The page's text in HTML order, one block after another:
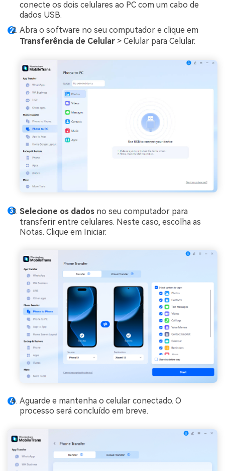
conecte os dois celulares ao PC com um cabo de
dados USB.
Abra o software no seu computador e clique em
Transferência de Celular > Celular para Celular.
Selecione os dados no seu computador para
transferir entre celulares. Neste caso, escolha as
Notas. Clique em Iniciar.
Aguarde e mantenha o celular conectado. O
processo será concluído em breve.